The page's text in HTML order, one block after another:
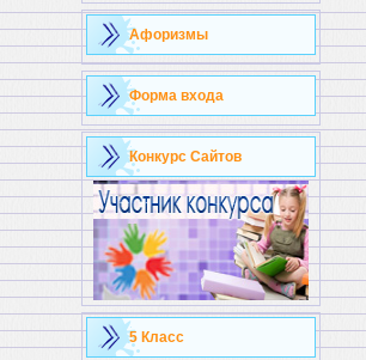
Афоризмы
Форма входа
Конкурс Сайтов
5 Класс